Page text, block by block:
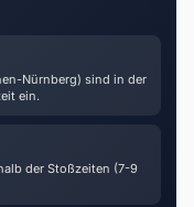
Nürnberg) sind in der
ein.
der Stoßzeiten (7-9